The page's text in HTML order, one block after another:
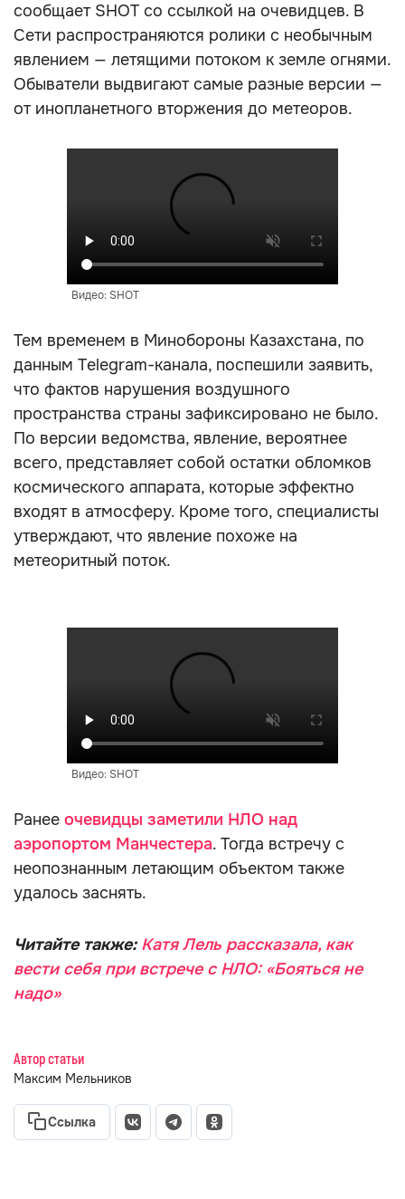
сообщает SHOT со ссылкой на очевидцев. В
Сети распространяются ролики с необычным
явлением — летящими потоком к земле огнями.
Обыватели выдвигают самые разные версии —
от инопланетного вторжения до метеоров.
Видео: SHOT
Тем временем в Минобороны Казахстана, по
данным Telegram-канала, поспешили заявить,
что фактов нарушения воздушного
пространства страны зафиксировано не было.
По версии ведомства, явление, вероятнее
всего, представляет собой остатки обломков
космического аппарата, которые эффектно
входят в атмосферу. Кроме того, специалисты
утверждают, что явление похоже на
метеоритный поток.
Видео: SHOT
Ранее очевидцы заметили НЛО над
аэропортом Манчестера. Тогда встречу с
неопознанным летающим объектом также
удалось заснять.
Читайте также: Катя Лель рассказала, как
вести себя при встрече с НЛО: «Бояться не
надо»
Автор статьи
Максим Мельников
Ссылка